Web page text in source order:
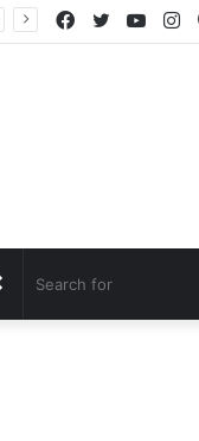
Twitter
Facebook
Random